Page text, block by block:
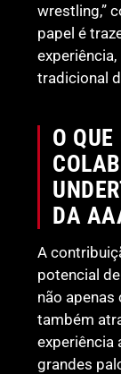
wrestling,”
papel é
tradicional
O
DA
A
potencial
não
também
experiência
grandes